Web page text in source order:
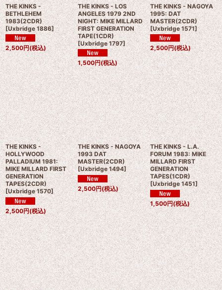
THE KINKS -
BETHLEHEM
1983(2CDR)
[Uxbridge 1886]
2,500円(税込)
THE KINKS - LOS
ANGELES 1979 2ND
NIGHT: MIKE MILLARD
FIRST GENERATION
TAPE(1CDR)
[Uxbridge 1797]
1,500円(税込)
THE KINKS - NAGOYA
1995: DAT
MASTER(2CDR)
[Uxbridge 1571]
2,500円(税込)
THE KINKS -
HOLLYWOOD
PALLADIUM 1981:
MIKE MILLARD FIRST
GENERATION
TAPES(2CDR)
[Uxbridge 1570]
2,500円(税込)
THE KINKS - NAGOYA
1993 DAT
MASTER(2CDR)
[Uxbridge 1494]
2,500円(税込)
THE KINKS - L.A.
FORUM 1983: MIKE
MILLARD FIRST
GENERATION
TAPES(1CDR)
[Uxbridge 1451]
1,500円(税込)